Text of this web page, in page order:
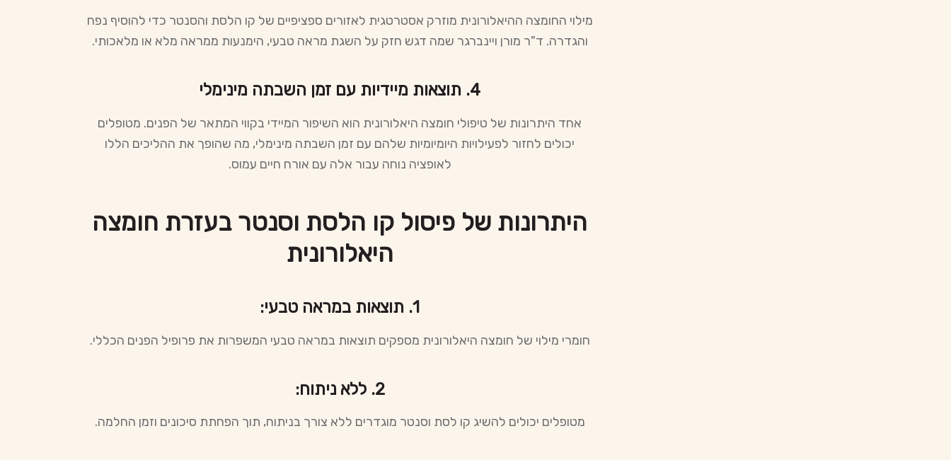
מילוי החומצה ההיאלורונית מוזרק אסטרטגית לאזורים ספציפיים של קו הלסת והסנטר כדי להוסיף נפח
והגדרה. ד"ר מורן ויינברגר שמה דגש חזק על השגת מראה טבעי, הימנעות ממראה מלא או מלאכותי.
4. תוצאות מיידיות עם זמן השבתה מינימלי
אחד היתרונות של טיפולי חומצה היאלורונית הוא השיפור המיידי בקווי המתאר של הפנים. מטופלים
יכולים לחזור לפעילויות היומיומיות שלהם עם זמן השבתה מינימלי, מה שהופך את ההליכים הללו
לאופציה נוחה עבור אלה עם אורח חיים עמוס.
היתרונות של פיסול קו הלסת וסנטר בעזרת חומצה
היאלורונית
1. תוצאות במראה טבעי:
חומרי מילוי של חומצה היאלורונית מספקים תוצאות במראה טבעי המשפרות את פרופיל הפנים הכללי.
2. ללא ניתוח:
מטופלים יכולים להשיג קו לסת וסנטר מוגדרים ללא צורך בניתוח, תוך הפחתת סיכונים וזמן החלמה.